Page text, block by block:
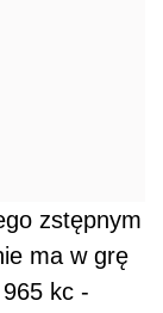
zstępnym
ma w grę
kc -